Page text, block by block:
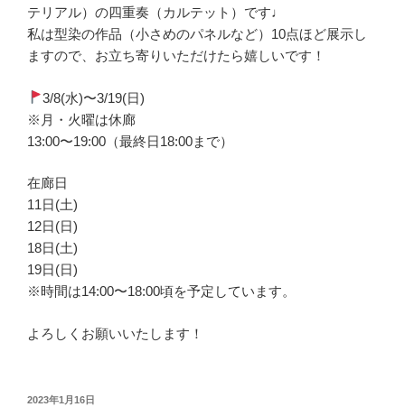
テリアル）の四重奏（カルテット）です♩
私は型染の作品（小さめのパネルなど）10点ほど展示し
ますので、お立ち寄りいただけたら嬉しいです！
3/8(水)〜3/19(日)
※月・火曜は休廊
13:00〜19:00（最終日18:00まで）
在廊日
11日(土)
12日(日)
18日(土)
19日(日)
※時間は14:00〜18:00頃を予定しています。
よろしくお願いいたします！
投
2023年1月16日